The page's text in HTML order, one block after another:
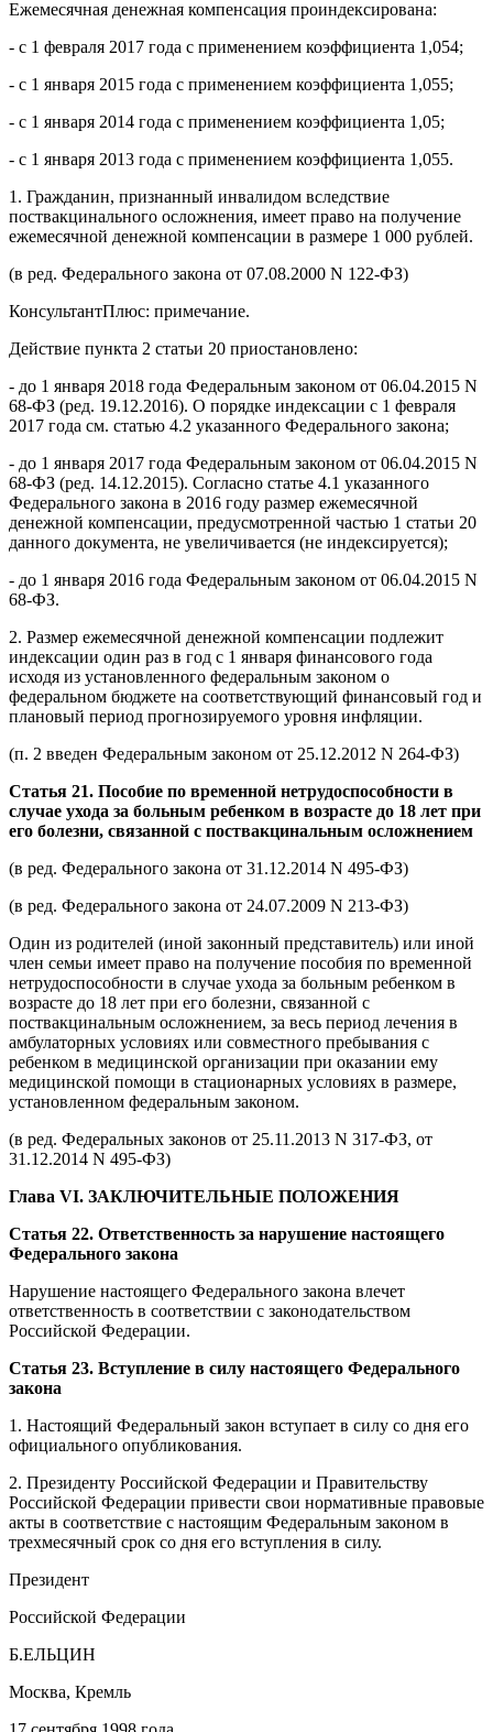
Ежемесячная денежная компенсация проиндексирована:
- с 1 февраля 2017 года с применением коэффициента 1,054;
- с 1 января 2015 года с применением коэффициента 1,055;
- с 1 января 2014 года с применением коэффициента 1,05;
- с 1 января 2013 года с применением коэффициента 1,055.
1. Гражданин, признанный инвалидом вследствие
поствакцинального осложнения, имеет право на получение
ежемесячной денежной компенсации в размере 1 000 рублей.
(в ред. Федерального закона от 07.08.2000 N 122-ФЗ)
КонсультантПлюс: примечание.
Действие пункта 2 статьи 20 приостановлено:
- до 1 января 2018 года Федеральным законом от 06.04.2015 N
68-ФЗ (ред. 19.12.2016). О порядке индексации с 1 февраля
2017 года см. статью 4.2 указанного Федерального закона;
- до 1 января 2017 года Федеральным законом от 06.04.2015 N
68-ФЗ (ред. 14.12.2015). Согласно статье 4.1 указанного
Федерального закона в 2016 году размер ежемесячной
денежной компенсации, предусмотренной частью 1 статьи 20
данного документа, не увеличивается (не индексируется);
- до 1 января 2016 года Федеральным законом от 06.04.2015 N
68-ФЗ.
2. Размер ежемесячной денежной компенсации подлежит
индексации один раз в год с 1 января финансового года
исходя из установленного федеральным законом о
федеральном бюджете на соответствующий финансовый год и
плановый период прогнозируемого уровня инфляции.
(п. 2 введен Федеральным законом от 25.12.2012 N 264-ФЗ)
Статья 21. Пособие по временной нетрудоспособности в
случае ухода за больным ребенком в возрасте до 18 лет при
его болезни, связанной с поствакцинальным осложнением
(в ред. Федерального закона от 31.12.2014 N 495-ФЗ)
(в ред. Федерального закона от 24.07.2009 N 213-ФЗ)
Один из родителей (иной законный представитель) или иной
член семьи имеет право на получение пособия по временной
нетрудоспособности в случае ухода за больным ребенком в
возрасте до 18 лет при его болезни, связанной с
поствакцинальным осложнением, за весь период лечения в
амбулаторных условиях или совместного пребывания с
ребенком в медицинской организации при оказании ему
медицинской помощи в стационарных условиях в размере,
установленном федеральным законом.
(в ред. Федеральных законов от 25.11.2013 N 317-ФЗ, от
31.12.2014 N 495-ФЗ)
Глава VI. ЗАКЛЮЧИТЕЛЬНЫЕ ПОЛОЖЕНИЯ
Статья 22. Ответственность за нарушение настоящего
Федерального закона
Нарушение настоящего Федерального закона влечет
ответственность в соответствии с законодательством
Российской Федерации.
Статья 23. Вступление в силу настоящего Федерального
закона
1. Настоящий Федеральный закон вступает в силу со дня его
официального опубликования.
2. Президенту Российской Федерации и Правительству
Российской Федерации привести свои нормативные правовые
акты в соответствие с настоящим Федеральным законом в
трехмесячный срок со дня его вступления в силу.
Президент
Российской Федерации
Б.ЕЛЬЦИН
Москва, Кремль